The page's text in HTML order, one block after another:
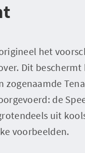
het
Dit
zogenaamde
de
uit
voorbeelden.